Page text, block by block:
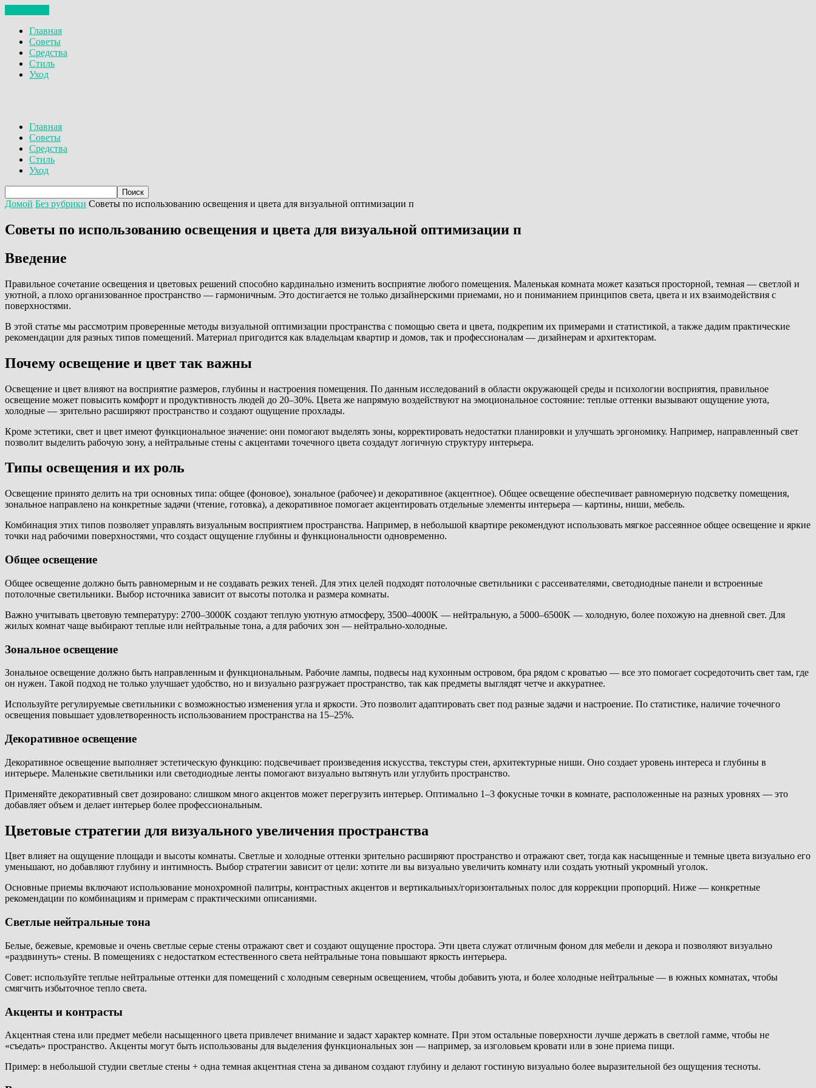
Главная
Советы
Средства
Стиль
Уход
Главная
Советы
Средства
Стиль
Уход
Домой Без рубрики Советы по использованию освещения и цвета для визуальной оптимизации п
Советы по использованию освещения и цвета для визуальной оптимизации п
Введение
Правильное сочетание освещения и цветовых решений способно кардинально изменить восприятие любого помещения. Маленькая комната может казаться просторной, темная — светлой и
уютной, а плохо организованное пространство — гармоничным. Это достигается не только дизайнерскими приемами, но и пониманием принципов света, цвета и их взаимодействия с
поверхностями.
В этой статье мы рассмотрим проверенные методы визуальной оптимизации пространства с помощью света и цвета, подкрепим их примерами и статистикой, а также дадим практические
рекомендации для разных типов помещений. Материал пригодится как владельцам квартир и домов, так и профессионалам — дизайнерам и архитекторам.
Почему освещение и цвет так важны
Освещение и цвет влияют на восприятие размеров, глубины и настроения помещения. По данным исследований в области окружающей среды и психологии восприятия, правильное
освещение может повысить комфорт и продуктивность людей до 20–30%. Цвета же напрямую воздействуют на эмоциональное состояние: теплые оттенки вызывают ощущение уюта,
холодные — зрительно расширяют пространство и создают ощущение прохлады.
Кроме эстетики, свет и цвет имеют функциональное значение: они помогают выделять зоны, корректировать недостатки планировки и улучшать эргономику. Например, направленный свет
позволит выделить рабочую зону, а нейтральные стены с акцентами точечного цвета создадут логичную структуру интерьера.
Типы освещения и их роль
Освещение принято делить на три основных типа: общее (фоновое), зональное (рабочее) и декоративное (акцентное). Общее освещение обеспечивает равномерную подсветку помещения,
зональное направлено на конкретные задачи (чтение, готовка), а декоративное помогает акцентировать отдельные элементы интерьера — картины, ниши, мебель.
Комбинация этих типов позволяет управлять визуальным восприятием пространства. Например, в небольшой квартире рекомендуют использовать мягкое рассеянное общее освещение и яркие
точки над рабочими поверхностями, что создаст ощущение глубины и функциональности одновременно.
Общее освещение
Общее освещение должно быть равномерным и не создавать резких теней. Для этих целей подходят потолочные светильники с рассеивателями, светодиодные панели и встроенные
потолочные светильники. Выбор источника зависит от высоты потолка и размера комнаты.
Важно учитывать цветовую температуру: 2700–3000K создают теплую уютную атмосферу, 3500–4000K — нейтральную, а 5000–6500K — холодную, более похожую на дневной свет. Для
жилых комнат чаще выбирают теплые или нейтральные тона, а для рабочих зон — нейтрально-холодные.
Зональное освещение
Зональное освещение должно быть направленным и функциональным. Рабочие лампы, подвесы над кухонным островом, бра рядом с кроватью — все это помогает сосредоточить свет там, где
он нужен. Такой подход не только улучшает удобство, но и визуально разгружает пространство, так как предметы выглядят четче и аккуратнее.
Используйте регулируемые светильники с возможностью изменения угла и яркости. Это позволит адаптировать свет под разные задачи и настроение. По статистике, наличие точечного
освещения повышает удовлетворенность использованием пространства на 15–25%.
Декоративное освещение
Декоративное освещение выполняет эстетическую функцию: подсвечивает произведения искусства, текстуры стен, архитектурные ниши. Оно создает уровень интереса и глубины в
интерьере. Маленькие светильники или светодиодные ленты помогают визуально вытянуть или углубить пространство.
Применяйте декоративный свет дозировано: слишком много акцентов может перегрузить интерьер. Оптимально 1–3 фокусные точки в комнате, расположенные на разных уровнях — это
добавляет объем и делает интерьер более профессиональным.
Цветовые стратегии для визуального увеличения пространства
Цвет влияет на ощущение площади и высоты комнаты. Светлые и холодные оттенки зрительно расширяют пространство и отражают свет, тогда как насыщенные и темные цвета визуально его
уменьшают, но добавляют глубину и интимность. Выбор стратегии зависит от цели: хотите ли вы визуально увеличить комнату или создать уютный укромный уголок.
Основные приемы включают использование монохромной палитры, контрастных акцентов и вертикальных/горизонтальных полос для коррекции пропорций. Ниже — конкретные
рекомендации по комбинациям и примерам с практическими описаниями.
Светлые нейтральные тона
Белые, бежевые, кремовые и очень светлые серые стены отражают свет и создают ощущение простора. Эти цвета служат отличным фоном для мебели и декора и позволяют визуально
«раздвинуть» стены. В помещениях с недостатком естественного света нейтральные тона повышают яркость интерьера.
Совет: используйте теплые нейтральные оттенки для помещений с холодным северным освещением, чтобы добавить уюта, и более холодные нейтральные — в южных комнатах, чтобы
смягчить избыточное тепло света.
Акценты и контрасты
Акцентная стена или предмет мебели насыщенного цвета привлечет внимание и задаст характер комнате. При этом остальные поверхности лучше держать в светлой гамме, чтобы не
«съедать» пространство. Акценты могут быть использованы для выделения функциональных зон — например, за изголовьем кровати или в зоне приема пищи.
Пример: в небольшой студии светлые стены + одна темная акцентная стена за диваном создают глубину и делают гостиную визуально более выразительной без ощущения тесноты.